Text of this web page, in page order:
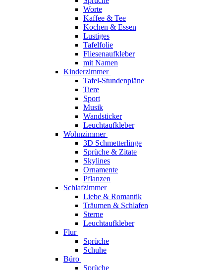
Worte
Kaffee & Tee
Kochen & Essen
Lustiges
Tafelfolie
Fliesenaufkleber
mit Namen
Kinderzimmer
Tafel-Stundenpläne
Tiere
Sport
Musik
Wandsticker
Leuchtaufkleber
Wohnzimmer
3D Schmetterlinge
Sprüche & Zitate
Skylines
Ornamente
Pflanzen
Schlafzimmer
Liebe & Romantik
Träumen & Schlafen
Sterne
Leuchtaufkleber
Flur
Sprüche
Schuhe
Büro
Sprüche